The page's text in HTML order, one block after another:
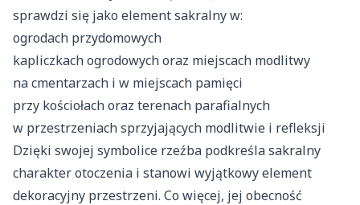
sprawdzi się jako element sakralny w:
ogrodach przydomowych
kapliczkach ogrodowych oraz miejscach modlitwy
na cmentarzach i w miejscach pamięci
przy kościołach oraz terenach parafialnych
w przestrzeniach sprzyjających modlitwie i refleksji
Dzięki swojej symbolice rzeźba podkreśla sakralny
charakter otoczenia i stanowi wyjątkowy element
dekoracyjny przestrzeni. Co więcej, jej obecność